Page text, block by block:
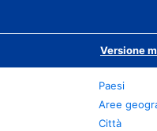
Versione
Paesi
Aree
Città